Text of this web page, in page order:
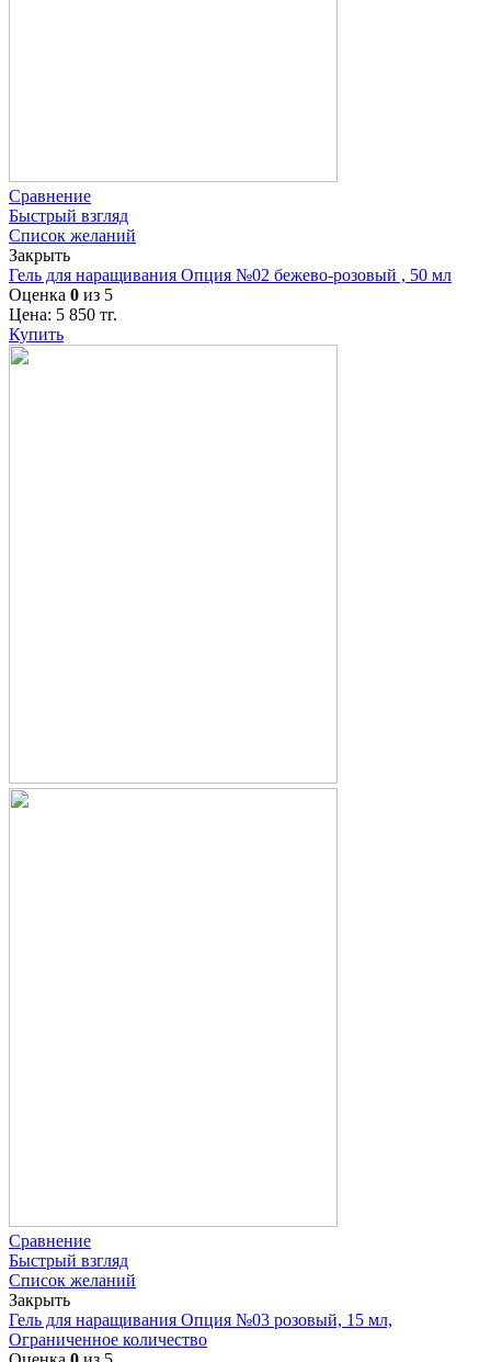
Сравнение
Быстрый взгляд
Список желаний
Закрыть
Гель для наращивания Опция №02 бежево-розовый , 50 мл
Оценка 0 из 5
Цена: 5 850 тг.
Купить
Сравнение
Быстрый взгляд
Список желаний
Закрыть
Гель для наращивания Опция №03 розовый, 15 мл,
Ограниченное количество